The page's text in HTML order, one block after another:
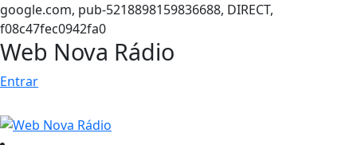
google.com, pub-5218898159836688, DIRECT,
f08c47fec0942fa0
Web Nova Rádio
Entrar